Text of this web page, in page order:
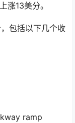
13美分。
包括以下几个收
ramp